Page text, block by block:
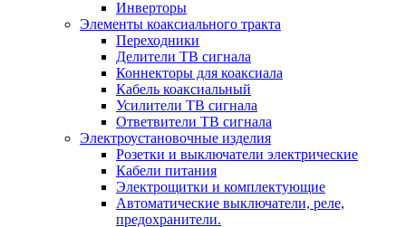
Инверторы
Элементы коаксиального тракта
Переходники
Делители ТВ сигнала
Коннекторы для коаксиала
Кабель коаксиальный
Усилители ТВ сигнала
Ответвители ТВ сигнала
Электроустановочные изделия
Розетки и выключатели электрические
Кабели питания
Электрощитки и комплектующие
Автоматические выключатели, реле,
предохранители.